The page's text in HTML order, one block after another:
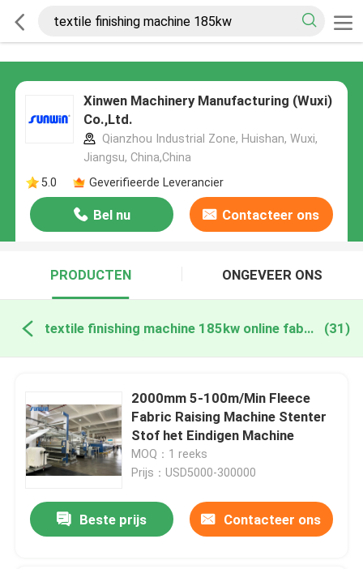
Xinwen Machinery Manufacturing (Wuxi)
Co.,Ltd.
Qianzhou Industrial Zone, Huishan, Wuxi,
Jiangsu, China,China
5.0
Geverifieerde Leverancier
Bel nu Contacteer ons
PRODUCTEN ONGEVEER ONS
textile finishing machine 185kw online fabricage (31)
2000mm 5-100m/Min Fleece
Fabric Raising Machine Stenter
Stof het Eindigen Machine
MOQ：1 reeks
Prijs：USD5000-300000
Beste prijs Contacteer ons